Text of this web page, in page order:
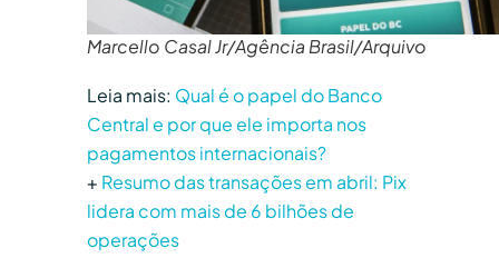
Marcello Casal Jr/Agência Brasil/Arquivo
Leia mais: Qual é o papel do Banco
Central e por que ele importa nos
pagamentos internacionais?
+ Resumo das transações em abril: Pix
lidera com mais de 6 bilhões de
operações